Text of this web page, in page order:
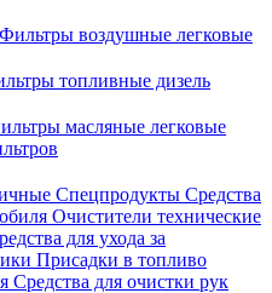
Фильтры воздушные легковые
топливные дизель
масляные легковые
Спецпродукты Средства
Очистители технические
для ухода за
Присадки в топливо
Средства для очистки рук